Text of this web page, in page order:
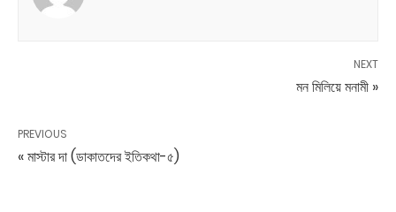
NEXT
মন মিলিয়ে মনামী »
PREVIOUS
« মাস্টার দা (ডাকাতদের ইতিকথা-৫)